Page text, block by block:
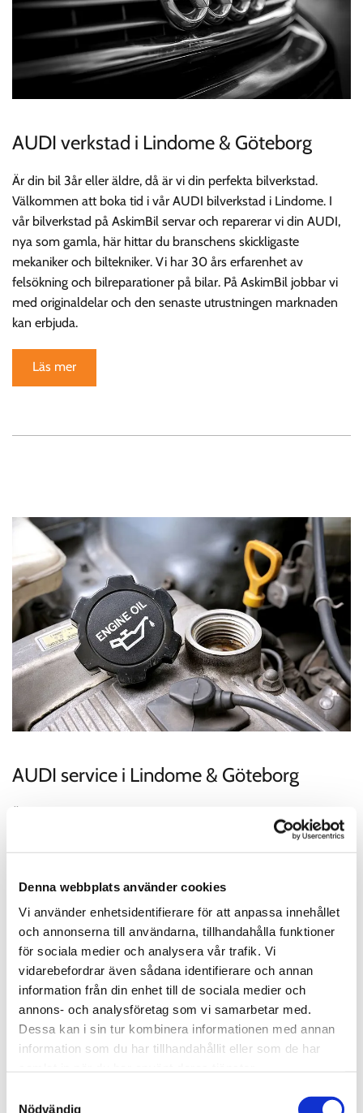
Denna webbplats använder cookies
Vi använder enhetsidentifierare för att anpassa innehållet
och annonserna till användarna, tillhandahålla funktioner
för sociala medier och analysera vår trafik. Vi
vidarebefordrar även sådana identifierare och annan
information från din enhet till de sociala medier och
annons- och analysföretag som vi samarbetar med.
Dessa kan i sin tur kombinera informationen med annan
information som du har tillhandahållit eller som de har
Nödvändig
AUDI verkstad i Lindome & Göteborg
Är din bil 3år eller äldre, då är vi din perfekta bilverkstad.
Välkommen att boka tid i vår AUDI bilverkstad i Lindome. I
vår bilverkstad på AskimBil servar och reparerar vi din AUDI,
nya som gamla, här hittar du branschens skickligaste
mekaniker och biltekniker. Vi har 30 års erfarenhet av
felsökning och bilreparationer på bilar. På AskimBil jobbar vi
med originaldelar och den senaste utrustningen marknaden
kan erbjuda.
Läs mer
AUDI service i Lindome & Göteborg
Bilservice enligt din AUDI's servicebok eller fabrikants
rekomendationer, lyser din servicelampa? Dags för bilservice?
Byte olja + filter, Grundservice - Basservice till Originalservice -
Fullservice. Vi på AskimBil följer bilfabrikantens
rekommendationer enligt ett AUDI serviceprotokoll avseende
din bil, utrustning och efter bilens aktuella serviceintervall
enligt km
Läs mer